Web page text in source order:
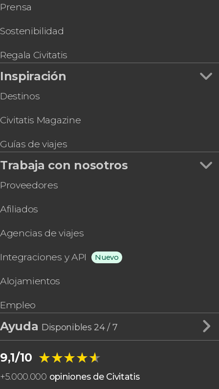
Prensa
Sostenibilidad
Regala Civitatis
Inspiración
Destinos
Civitatis Magazine
Guías de viajes
Trabaja con nosotros
Proveedores
Afiliados
Agencias de viajes
Integraciones y API Nuevo
Alojamientos
Empleo
Ayuda Disponibles 24 / 7
9,1/10 ★★★★★
★★★★★
+5.000.000 opiniones de Civitatis